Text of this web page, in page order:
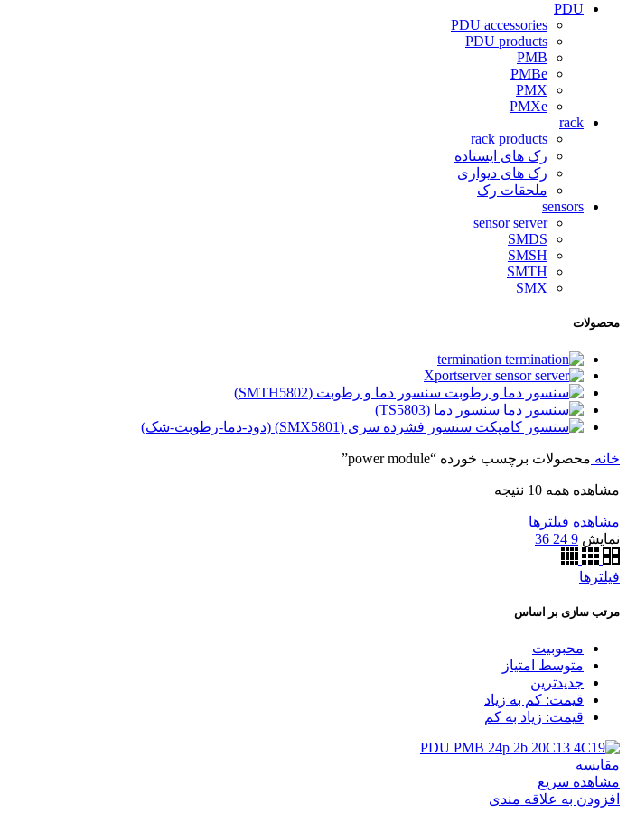
PDU
PDU accessories
PDU products
PMB
PMBe
PMX
PMXe
rack
rack products
رک های ایستاده
رک های دیواری
ملحقات رک
sensors
sensor server
SMDS
SMSH
SMTH
SMX
محصولات
termination
Xportserver
سنسور دما و رطوبت (SMTH5802)
سنسور دما (TS5803)
سنسور فشرده سری (SMX5801) (دود-دما-رطوبت-شک)
خانه محصولات برچسب خورده “power module”
مشاهده همه 10 نتیجه
مشاهده فیلترها
نمایش 9
24
36
فیلترها
مرتب سازی بر اساس
محبوبیت
متوسط امتیاز
جدیدترین
قیمت: کم به زیاد
قیمت: زیاد به کم
مقایسه
مشاهده سریع
افزودن به علاقه مندی